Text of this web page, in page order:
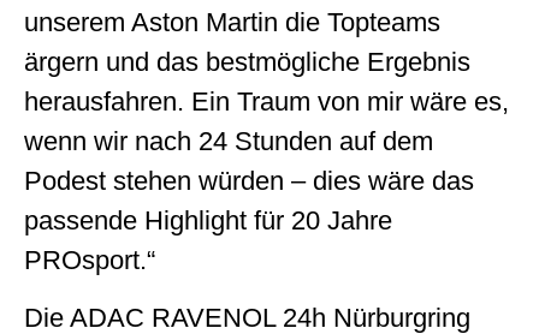
unserem Aston Martin die Topteams
ärgern und das bestmögliche Ergebnis
herausfahren. Ein Traum von mir wäre es,
wenn wir nach 24 Stunden auf dem
Podest stehen würden – dies wäre das
passende Highlight für 20 Jahre
PROsport.“
Die ADAC RAVENOL 24h Nürburgring